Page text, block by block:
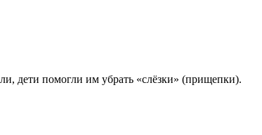
дети помогли им убрать «слёзки» (прищепки).